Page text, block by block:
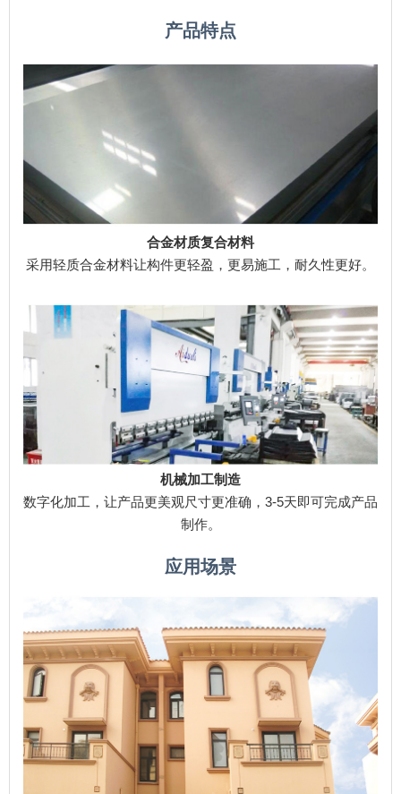
产品特点
合金材质复合材料
采用轻质合金材料让构件更轻盈，更易施工，耐久性更好。
机械加工制造
数字化加工，让产品更美观尺寸更准确，3-5天即可完成产品
制作。
应用场景